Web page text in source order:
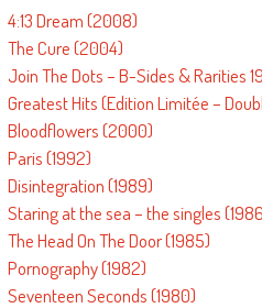
4:13 Dream (2008)
The Cure (2004)
Join The Dots – B-Sides & Rarities
Greatest Hits (Edition Limitée –
Bloodflowers (2000)
Paris (1992)
Disintegration (1989)
Staring at the sea – the singles
The Head On The Door (1985)
Pornography (1982)
Seventeen Seconds (1980)